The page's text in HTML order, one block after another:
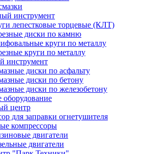
инструмент
лепестковые торцевые (КЛТ)
диски по камню
круги по металлу
круги по металлу
инструмент
диски по асфальту
диски по бетону
диски по железобетону
оборудование
центр
для заправки огнетушителя
компрессоры
двигатели
двигатели